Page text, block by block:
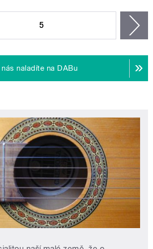
5
naladíte na DABu